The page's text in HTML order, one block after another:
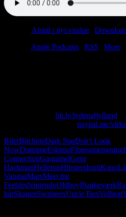
Afspil i nyt vindue
Apple Podcasts RSS
More
bit.ly/lydenafjylland
paypal.me/
BilerBitchuteDark StarDon't Look
NowDrømmeEskimoFibersprængning
ConnectionGargamelGene
HackmanHellerupHipstersInuitKano
VangsøMarsMeet the
FeeblesNintendoOldboyPlankeværk
hårSkagenSwingersUncle BenVolbeat